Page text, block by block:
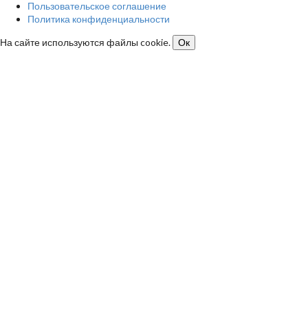
Пользовательское соглашение
Политика конфиденциальности
На сайте используются файлы cookie.
Ок